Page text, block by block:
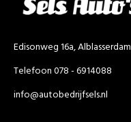
Edisonweg 16a, Alblasserdam
Telefoon 078 - 6914088
info@autobedrijfsels.nl